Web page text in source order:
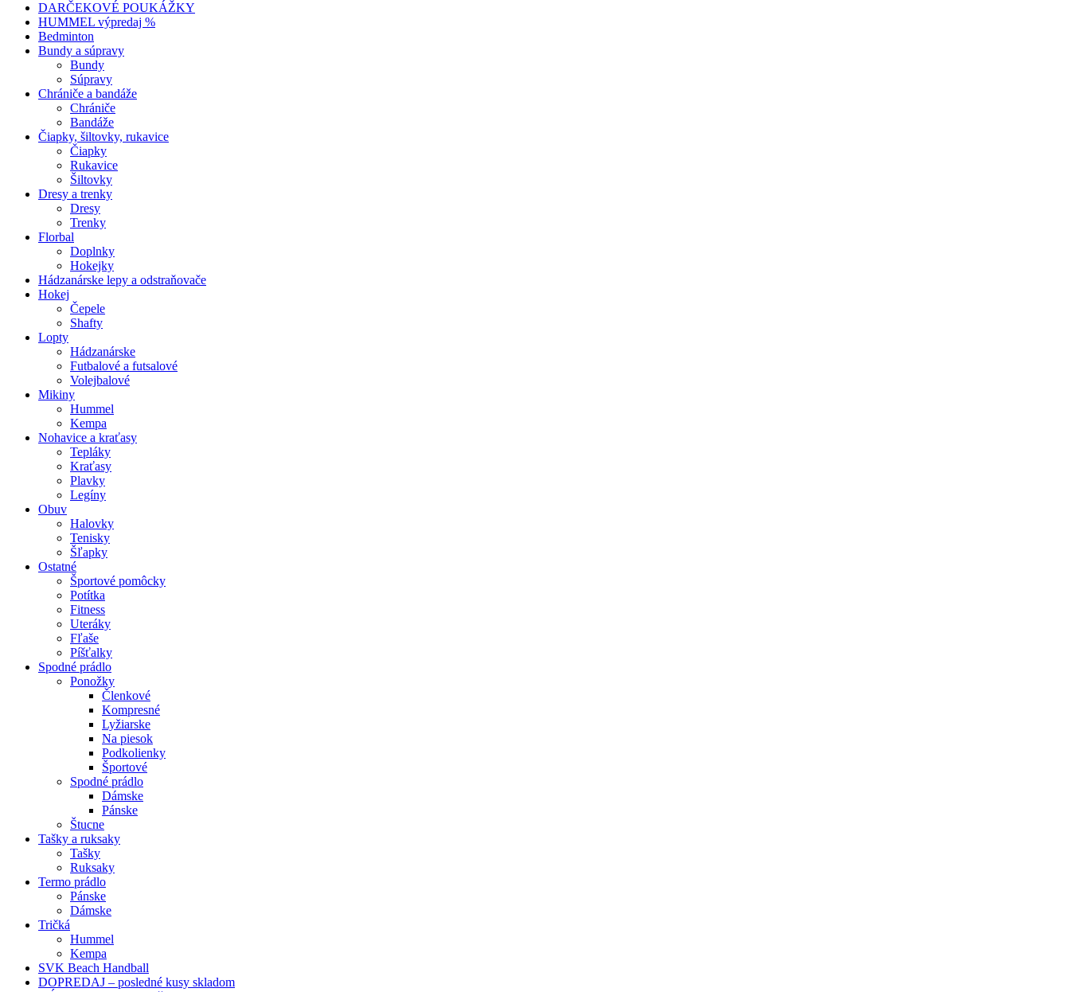
DARČEKOVÉ POUKÁŽKY
HUMMEL výpredaj %
Bedminton
Bundy a súpravy
Bundy
Súpravy
Chrániče a bandáže
Chrániče
Bandáže
Čiapky, šiltovky, rukavice
Čiapky
Rukavice
Šiltovky
Dresy a trenky
Dresy
Trenky
Florbal
Doplnky
Hokejky
Hádzanárske lepy a odstraňovače
Hokej
Čepele
Shafty
Lopty
Hádzanárske
Futbalové a futsalové
Volejbalové
Mikiny
Hummel
Kempa
Nohavice a kraťasy
Tepláky
Kraťasy
Plavky
Legíny
Obuv
Halovky
Tenisky
Šľapky
Ostatné
Športové pomôcky
Potítka
Fitness
Uteráky
Fľaše
Píšťalky
Spodné prádlo
Ponožky
Členkové
Kompresné
Lyžiarske
Na piesok
Podkolienky
Športové
Spodné prádlo
Dámske
Pánske
Štucne
Tašky a ruksaky
Tašky
Ruksaky
Termo prádlo
Pánske
Dámske
Tričká
Hummel
Kempa
SVK Beach Handball
DOPREDAJ – posledné kusy skladom